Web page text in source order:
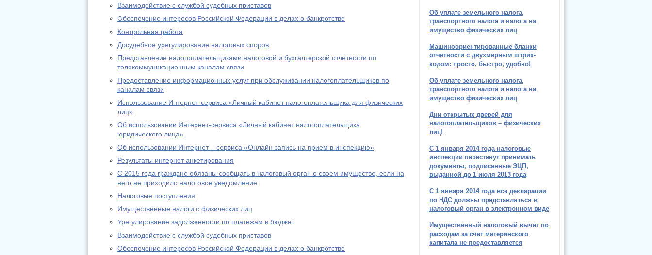
Взаимодействие с службой судебных приставов
Обеспечение интересов Российской Федерации в делах о банкротстве
Контрольная работа
Досудебное урегулирование налоговых споров
Представление налогоплательщиками налоговой и бухгалтерской отчетности по
телекоммуникационным каналам связи
Предоставление информационных услуг при обслуживании налогоплательщиков по
каналам связи
Использование Интернет-сервиса «Личный кабинет налогоплательщика для физических
лиц»
Об использовании Интернет-сервиса «Личный кабинет налогоплательщика
юридического лица»
Об использовании Интернет – сервиса «Онлайн запись на прием в инспекцию»
Результаты интернет анкетирования
С 2015 года граждане обязаны сообщать в налоговый орган о своем имуществе, если на
него не приходило налоговое уведомление
Налоговые поступления
Имущественные налоги с физических лиц
Урегулирование задолженности по платежам в бюджет
Взаимодействие с службой судебных приставов
Обеспечение интересов Российской Федерации в делах о банкротстве
Об уплате земельного налога,
транспортного налога и налога на
имущество физических лиц
Машиноориентированные бланки
отчетности с двухмерным штрих-
кодом: просто, быстро, удобно!
Об уплате земельного налога,
транспортного налога и налога на
имущество физических лиц
Дни открытых дверей для
налогоплательщиков – физических
лиц!
С 1 января 2014 года налоговые
инспекции перестанут принимать
документы, подписанные ЭЦП,
выданной до 1 июля 2013 года
С 1 января 2014 года все декларации
по НДС должны представляться в
налоговый орган в электронном виде
Имущественный налоговый вычет по
расходам за счет материнского
капитала не предоставляется